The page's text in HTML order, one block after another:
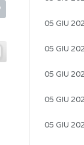
05 GIU
05 GIU
05 GIU
05 GIU
05 GIU